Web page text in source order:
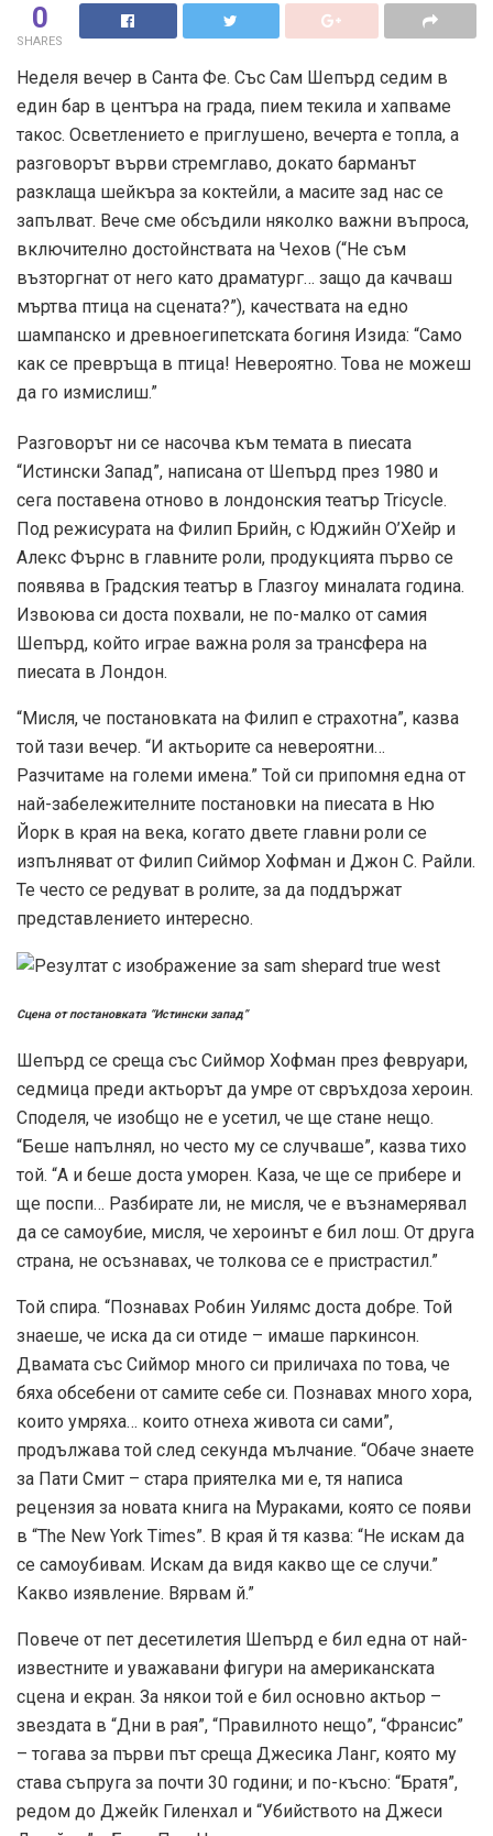
0
SHARES
Неделя вечер в Санта Фе. Със Сам Шепърд седим в
един бар в центъра на града, пием текила и хапваме
такос. Осветлението е приглушено, вечерта е топла, а
разговорът върви стремглаво, докато барманът
разклаща шейкъра за коктейли, а масите зад нас се
запълват. Вече сме обсъдили няколко важни въпроса,
включително достойнствата на Чехов (“Не съм
възторгнат от него като драматург… защо да качваш
мъртва птица на сцената?”), качествата на едно
шампанско и древноегипетската богиня Изида: “Само
как се превръща в птица! Невероятно. Това не можеш
да го измислиш.”
Разговорът ни се насочва към темата в пиесата
“Истински Запад”, написана от Шепърд през 1980 и
сега поставена отново в лондонския театър Tricycle.
Под режисурата на Филип Брийн, с Юджийн О’Хейр и
Алекс Фърнс в главните роли, продукцията първо се
появява в Градския театър в Глазгоу миналата година.
Извоюва си доста похвали, не по-малко от самия
Шепърд, който играе важна роля за трансфера на
пиесата в Лондон.
“Мисля, че постановката на Филип е страхотна”, казва
той тази вечер. “И актьорите са невероятни…
Разчитаме на големи имена.” Той си припомня една от
най-забележителните постановки на пиесата в Ню
Йорк в края на века, когато двете главни роли се
изпълняват от Филип Сиймор Хофман и Джон С. Райли.
Те често се редуват в ролите, за да поддържат
представлението интересно.
Сцена от постановката “Истински запад”
Шепърд се среща със Сиймор Хофман през февруари,
седмица преди актьорът да умре от свръхдоза хероин.
Споделя, че изобщо не е усетил, че ще стане нещо.
“Беше напълнял, но често му се случваше”, казва тихо
той. “А и беше доста уморен. Каза, че ще се прибере и
ще поспи… Разбирате ли, не мисля, че е възнамерявал
да се самоубие, мисля, че хероинът е бил лош. От друга
страна, не осъзнавах, че толкова се е пристрастил.”
Той спира. “Познавах Робин Уилямс доста добре. Той
знаеше, че иска да си отиде – имаше паркинсон.
Двамата със Сиймор много си приличаха по това, че
бяха обсебени от самите себе си. Познавах много хора,
които умряха… които отнеха живота си сами”,
продължава той след секунда мълчание. “Обаче знаете
за Пати Смит – стара приятелка ми е, тя написа
рецензия за новата книга на Мураками, която се появи
в “The New York Times”. В края й тя казва: “Не искам да
се самоубивам. Искам да видя какво ще се случи.”
Какво изявление. Вярвам й.”
Повече от пет десетилетия Шепърд е бил една от най-
известните и уважавани фигури на американската
сцена и екран. За някои той е бил основно актьор –
звездата в “Дни в рая”, “Правилното нещо”, “Франсис”
– тогава за първи път среща Джесика Ланг, която му
става съпруга за почти 30 години; и по-късно: “Братя”,
редом до Джейк Гиленхал и “Убийството на Джеси